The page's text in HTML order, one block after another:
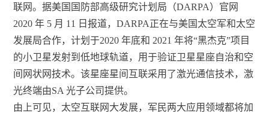
联网。据美国国防部高级研究计划局（DARPA）官网
2020 年 5 月 11 日报道，DARPA正在与美国太空军和太空
发展局合作，计划于2020 年底和 2021 年将“黑杰克”项目
的小卫星发射到低地球轨道，用于验证卫星星座自治和空
间网状网技术。该星座星间互联采用了激光通信技术，激
光终端由SA 光子公司提供。
由上可见，太空互联网大发展，军民两大应用领域都将加